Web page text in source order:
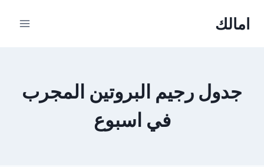
امالك
جدول رجيم البروتين المجرب
في اسبوع